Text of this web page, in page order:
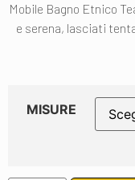
Mobile Bagno Etnico
e serena, lasciati
MISURE